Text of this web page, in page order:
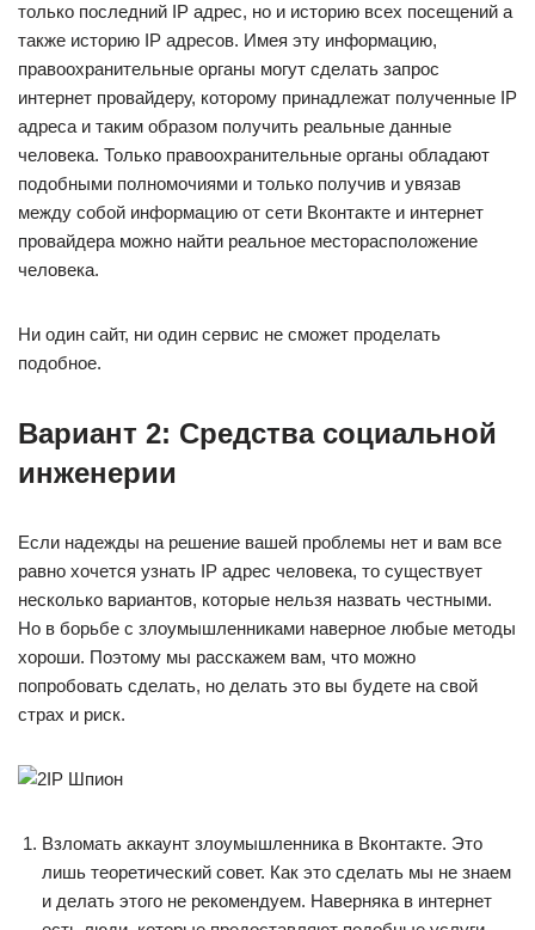
только последний IP адрес, но и историю всех посещений а
также историю IP адресов. Имея эту информацию,
правоохранительные органы могут сделать запрос
интернет провайдеру, которому принадлежат полученные IP
адреса и таким образом получить реальные данные
человека. Только правоохранительные органы обладают
подобными полномочиями и только получив и увязав
между собой информацию от сети Вконтакте и интернет
провайдера можно найти реальное месторасположение
человека.
Ни один сайт, ни один сервис не сможет проделать
подобное.
Вариант 2: Средства социальной
инженерии
Если надежды на решение вашей проблемы нет и вам все
равно хочется узнать IP адрес человека, то существует
несколько вариантов, которые нельзя назвать честными.
Но в борьбе с злоумышленниками наверное любые методы
хороши. Поэтому мы расскажем вам, что можно
попробовать сделать, но делать это вы будете на свой
страх и риск.
Взломать аккаунт злоумышленника в Вконтакте. Это
лишь теоретический совет. Как это сделать мы не знаем
и делать этого не рекомендуем. Наверняка в интернет